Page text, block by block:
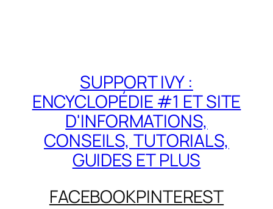
SUPPORT IVY :
ENCYCLOPÉDIE #1 ET SITE
D'INFORMATIONS,
CONSEILS, TUTORIALS,
GUIDES ET PLUS
FACEBOOKPINTEREST